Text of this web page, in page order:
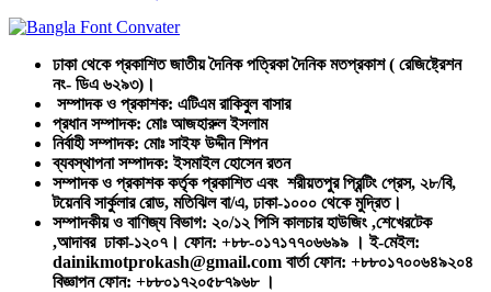
ঢাকা থেকে প্রকাশিত জাতীয় দৈনিক পত্রিকা দৈনিক মতপ্রকাশ ( রেজিষ্ট্রেশন
নং- ডিএ ৬২৯৩)।
সম্পাদক ও প্রকাশক: এটিএম রাকিবুল বাসার
প্রধান সম্পাদক: মোঃ আজহারুল ইসলাম
নির্বাহী সম্পাদক: মোঃ সাইফ উদ্দীন শিপন
ব্যবস্থাপনা সম্পাদক: ইসমাইল হোসেন রতন
সম্পাদক ও প্রকাশক কর্তৃক প্রকাশিত এবং শরীয়তপুর প্রিন্টিং প্রেস, ২৮/বি,
টয়েনবি সার্কুলার রোড, মতিঝিল বা/এ, ঢাকা-১০০০ থেকে মুদ্রিত।
সম্পাদকীয় ও বাণিজ্য বিভাগ: ২০/১২ পিসি কালচার হাউজিং ,শেখেরটেক
,আদাবর ঢাকা-১২০৭। ফোন: +৮৮-০১৭১৭৭০৬৬৯৯ । ই-মেইল:
dainikmotprokash@gmail.com বার্তা ফোন: +৮৮০১৭০০৬৪৯২০৪
বিজ্ঞাপন ফোন: +৮৮০১৭২০৫৮৭৯৬৮ ।